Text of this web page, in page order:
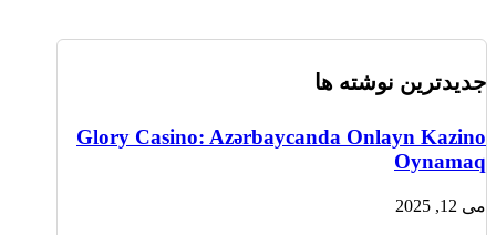
جدیدترین نوشته ها
Glory Casino: Azərbaycanda Onlayn Kazino
Oynamaq
می 12, 2025